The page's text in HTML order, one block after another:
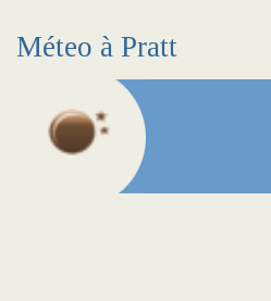
Méteo à Pratt